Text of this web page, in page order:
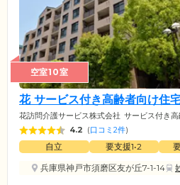
空室10室
花 サービス付き高齢者向け住
花訪問介護サービス株式会社 サービス付き
4.2 (口コミ2件)
自立 要支援1•2
兵庫県神戸市須磨区友が丘7-1-14